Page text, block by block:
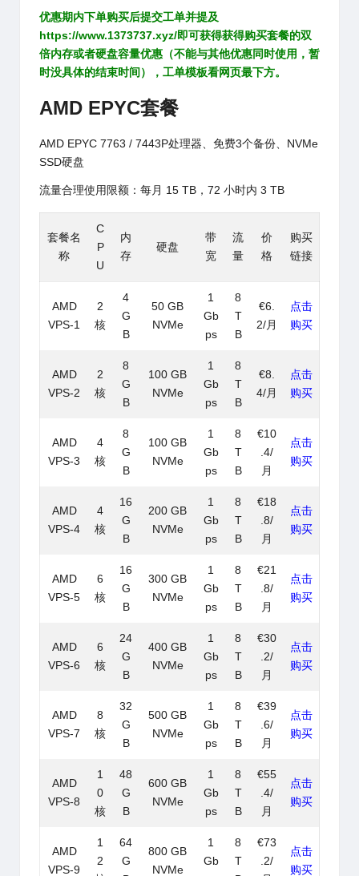
优惠期内下单购买后提交工单并提及
https://www.1373737.xyz/即可获得获得购买套餐的双
倍内存或者硬盘容量优惠（不能与其他优惠同时使用，暂
时没具体的结束时间），工单模板看网页最下方。
AMD EPYC套餐
AMD EPYC 7763 / 7443P处理器、免费3个备份、NVMe
SSD硬盘
流量合理使用限额：每月 15 TB，72 小时内 3 TB
套餐名
称
C
P
U
内
存
硬盘
带
宽
流
量
价
格
购买
链接
AMD
VPS-1
2
核
4
G
B
50 GB
NVMe
1
Gb
ps
8
T
B
€6.
2/月
点击
购买
AMD
VPS-2
2
核
8
G
B
100 GB
NVMe
1
Gb
ps
8
T
B
€8.
4/月
点击
购买
AMD
VPS-3
4
核
8
G
B
100 GB
NVMe
1
Gb
ps
8
T
B
€10
.4/
月
点击
购买
AMD
VPS-4
4
核
16
G
B
200 GB
NVMe
1
Gb
ps
8
T
B
€18
.8/
月
点击
购买
AMD
VPS-5
6
核
16
G
B
300 GB
NVMe
1
Gb
ps
8
T
B
€21
.8/
月
点击
购买
AMD
VPS-6
6
核
24
G
B
400 GB
NVMe
1
Gb
ps
8
T
B
€30
.2/
月
点击
购买
AMD
VPS-7
8
核
32
G
B
500 GB
NVMe
1
Gb
ps
8
T
B
€39
.6/
月
点击
购买
AMD
VPS-8
1
0
核
48
G
B
600 GB
NVMe
1
Gb
ps
8
T
B
€55
.4/
月
点击
购买
AMD
VPS-9
1
2
64
G
800 GB
NVMe
1
Gb
8
T
€73
.2/
点击
购买